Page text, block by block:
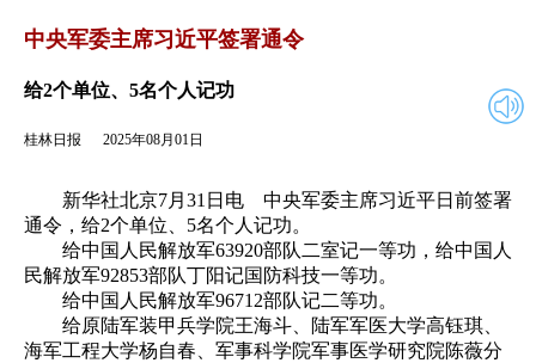
2025年08月01日
中央军委主席习近平签署通令
给2个单位、5名个人记功
桂林日报 2025年08月01日
新华社北京7月31日电 中央军委主席习近平日前签署
通令，给2个单位、5名个人记功。
给中国人民解放军63920部队二室记一等功，给中国人
民解放军92853部队丁阳记国防科技一等功。
给中国人民解放军96712部队记二等功。
给原陆军装甲兵学院王海斗、陆军军医大学高钰琪、
海军工程大学杨自春、军事科学院军事医学研究院陈薇分